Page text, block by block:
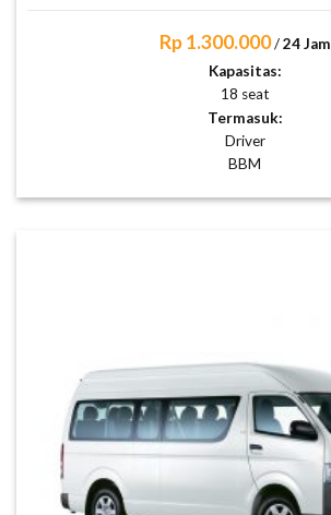
Rp 1.300.000/24 Jam
Kapasitas:
18 seat
Termasuk:
Driver
BBM